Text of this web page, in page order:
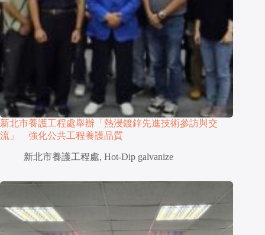
新北市養護工程處舉辦「熱浸鍍鋅先進技術參訪與交
流」 強化公共工程養護品質
新北市養護工程處, Hot-Dip galvanize